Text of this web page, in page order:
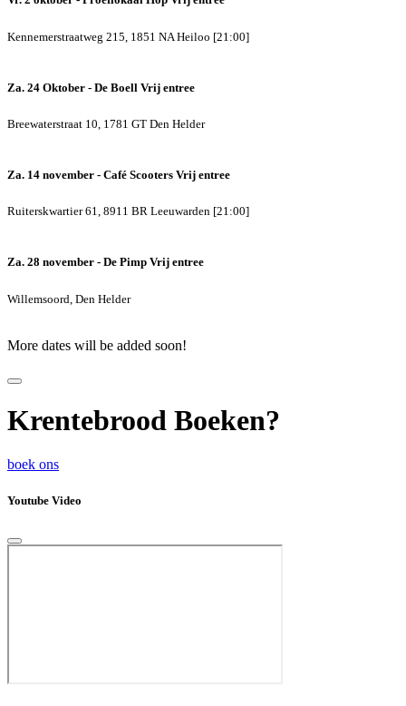
Kennemerstraatweg 215, 1851 NA Heiloo [21:00]
Za. 24 Oktober - De Boell Vrij entree
Breewaterstraat 10, 1781 GT Den Helder
Za. 14 november - Café Scooters Vrij entree
Ruiterskwartier 61, 8911 BR Leeuwarden [21:00]
Za. 28 november - De Pimp Vrij entree
Willemsoord, Den Helder
More dates will be added soon!
Krentebrood Boeken?
boek ons
Youtube Video